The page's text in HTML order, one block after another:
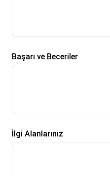
Başarı ve Beceriler
İlgi Alanlarınız